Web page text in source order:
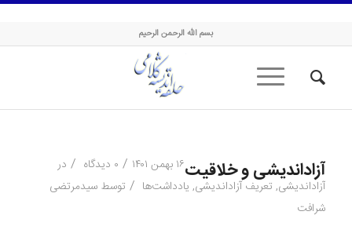
حلقه اندیشه کلامی
بسم الله الرحمن الرحیم
آزاداندیشی و خلاقیت۱۶ بهمن ۱۴۰۱ / ۰ دیدگاه / در
آزاداندیشی, تعریف آزاداندیشی, یادداشت‌ها / توسط سیدمرتضی
شرافت